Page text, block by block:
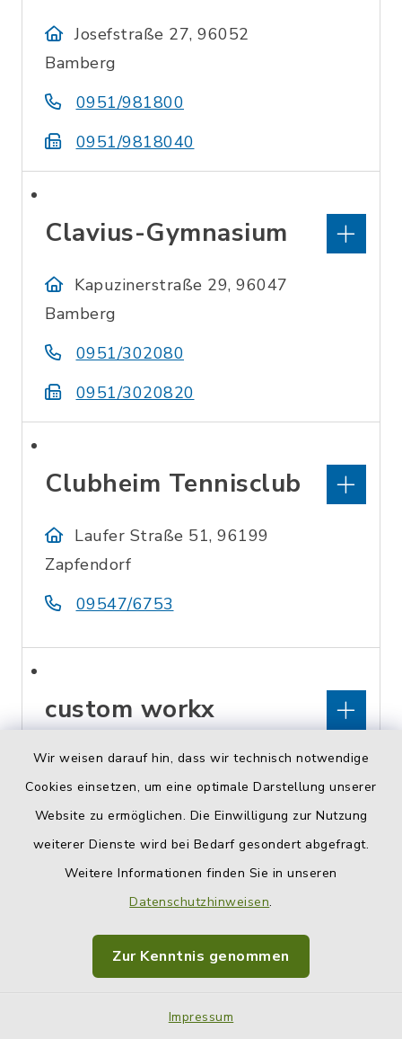
Wir weisen darauf hin, dass wir technisch notwendige
Cookies einsetzen, um eine optimale Darstellung unserer
Website zu ermöglichen. Die Einwilligung zur Nutzung
weiterer Dienste wird bei Bedarf gesondert abgefragt.
Weitere Informationen finden Sie in unseren
Datenschutzhinweisen.
Zur Kenntnis genommen
Impressum
Josefstraße 27, 96052
Bamberg
0951/981800
0951/9818040
Clavius-Gymnasium
Kapuzinerstraße 29, 96047
Bamberg
0951/302080
0951/3020820
Clubheim Tennisclub
Laufer Straße 51, 96199
Zapfendorf
09547/6753
custom workx
Oberleiterbacher Straße 19,
96199 Zapfendorf
0177/4638256
custom-workx@gmx.de
cut and more by
gerda